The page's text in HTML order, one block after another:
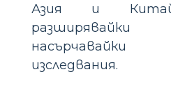
Азия и
насърчавайки
изследвания.